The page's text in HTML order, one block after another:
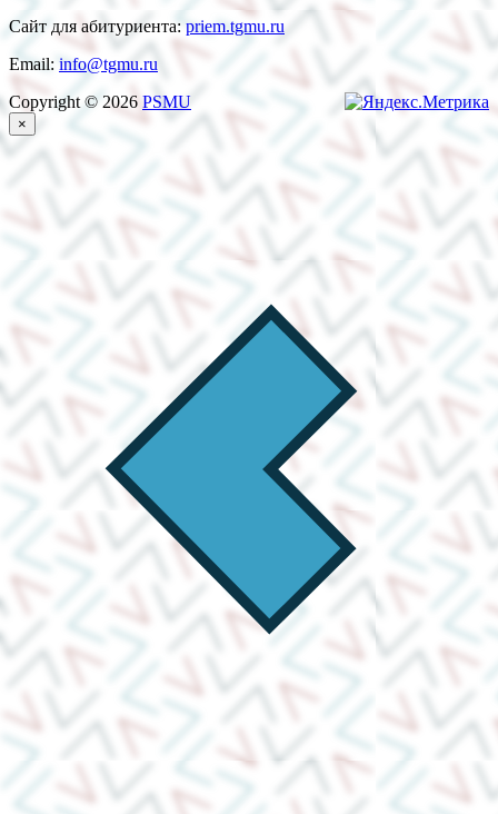
Сайт для абитуриента:priem.tgmu.ru
Email: info@tgmu.ru
Copyright © 2026 PSMU
×